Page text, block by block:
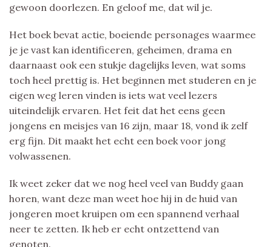
gewoon doorlezen. En geloof me, dat wil je.
Het boek bevat actie, boeiende personages waarmee
je je vast kan identificeren, geheimen, drama en
daarnaast ook een stukje dagelijks leven, wat soms
toch heel prettig is. Het beginnen met studeren en je
eigen weg leren vinden is iets wat veel lezers
uiteindelijk ervaren. Het feit dat het eens geen
jongens en meisjes van 16 zijn, maar 18, vond ik zelf
erg fijn. Dit maakt het echt een boek voor jong
volwassenen.
Ik weet zeker dat we nog heel veel van Buddy gaan
horen, want deze man weet hoe hij in de huid van
jongeren moet kruipen om een spannend verhaal
neer te zetten. Ik heb er echt ontzettend van
genoten.